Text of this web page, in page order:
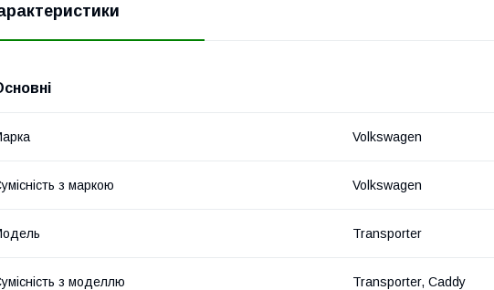
Volkswagen
з маркою Volkswagen
Transporter
з моделлю Transporter, Caddy